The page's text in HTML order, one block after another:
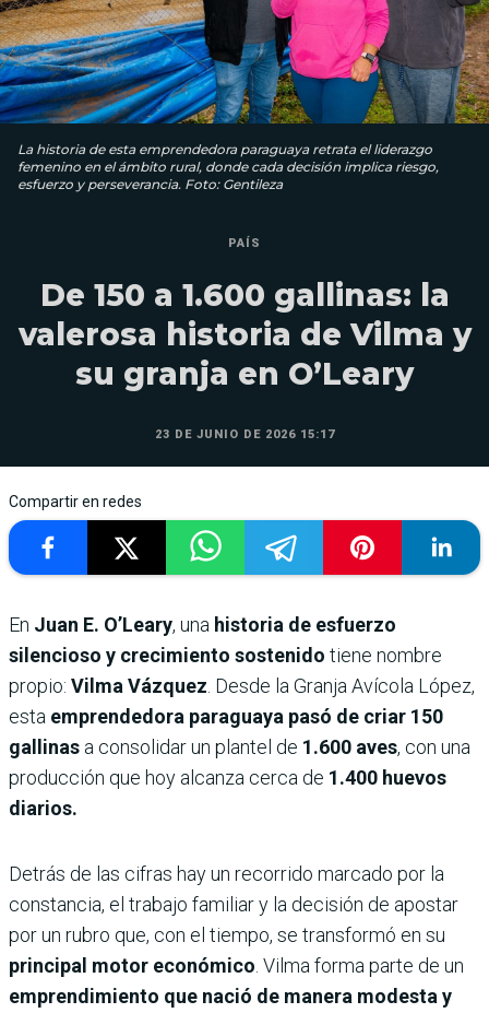
La historia de esta emprendedora paraguaya retrata el liderazgo
femenino en el ámbito rural, donde cada decisión implica riesgo,
esfuerzo y perseverancia. Foto: Gentileza
PAÍS
De 150 a 1.600 gallinas: la
valerosa historia de Vilma y
su granja en O’Leary
23 DE JUNIO DE 2026 15:17
Compartir en redes
En Juan E. O’Leary, una historia de esfuerzo
silencioso y crecimiento sostenido tiene nombre
propio: Vilma Vázquez . Desde la Granja Avícola López,
esta emprendedora paraguaya pasó de criar 150
gallinas a consolidar un plantel de 1.600 aves, con una
producción que hoy alcanza cerca de 1.400 huevos
diarios.
Detrás de las cifras hay un recorrido marcado por la
constancia, el trabajo familiar y la decisión de apostar
por un rubro que, con el tiempo, se transformó en su
principal motor económico . Vilma forma parte de un
emprendimiento que nació de manera modesta y